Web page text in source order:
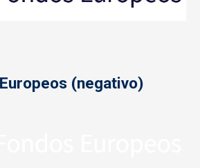
(negativo)